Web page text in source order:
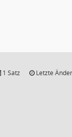
1 Satz Letzte